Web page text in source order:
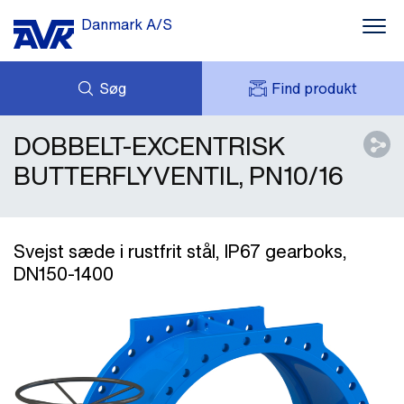
Danmark A/S
Søg Find produkt
NYHEDER
DOWNLOADS
OM OS
KONTAKT OS
FORESPØRG
MIT AVK
AVK HOLDING (GROUP)
DOBBELT-EXCENTRISK
BUTTERFLYVENTIL, PN10/16
Svejst sæde i rustfrit stål, IP67 gearboks,
DN150-1400